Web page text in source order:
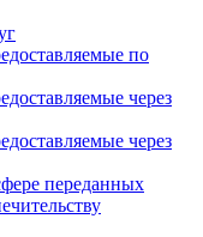
по
через
через
переданных